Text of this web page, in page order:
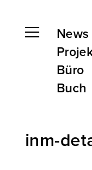
News
Büro
Buch
inm-